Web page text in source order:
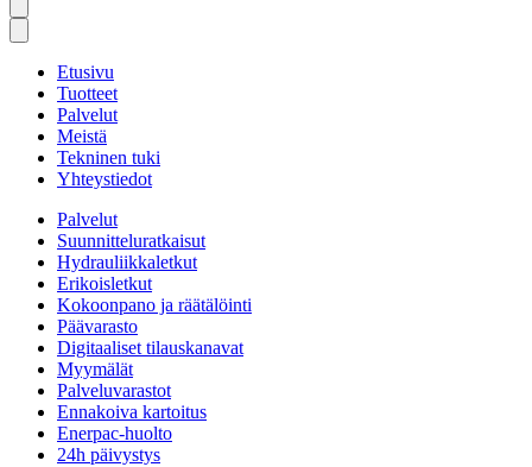
Etusivu
Tuotteet
Palvelut
Meistä
Tekninen tuki
Yhteystiedot
Palvelut
Suunnitteluratkaisut
Hydrauliikkaletkut
Erikoisletkut
Kokoonpano ja räätälöinti
Päävarasto
Digitaaliset tilauskanavat
Myymälät
Palveluvarastot
Ennakoiva kartoitus
Enerpac-huolto
24h päivystys